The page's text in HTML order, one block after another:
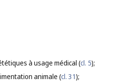
à usage médical (cl. 5);
animale (cl. 31);